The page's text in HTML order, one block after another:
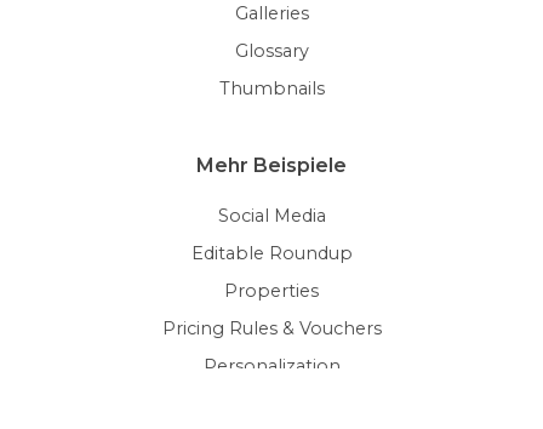
Galleries
Glossary
Thumbnails
Mehr Beispiele
Social Media
Editable Roundup
Properties
Pricing Rules & Vouchers
Personalization